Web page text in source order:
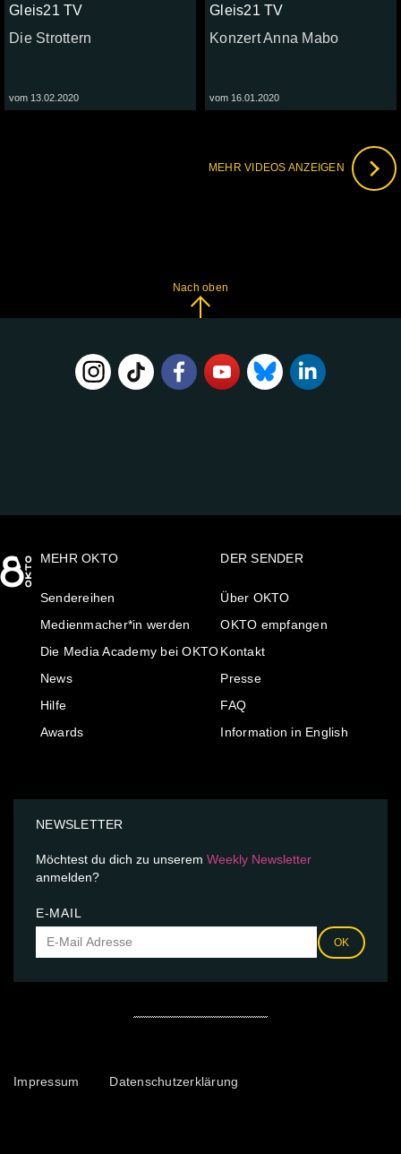
Gleis21 TV
Die Strottern
vom 13.02.2020
Gleis21 TV
Konzert Anna Mabo
vom 16.01.2020
MEHR VIDEOS ANZEIGEN
Nach oben
MEHR OKTO
Sendereihen
Medienmacher*in werden
Die Media Academy bei OKTO
News
Hilfe
Awards
DER SENDER
Über OKTO
OKTO empfangen
Kontakt
Presse
FAQ
Information in English
NEWSLETTER
Möchtest du dich zu unserem Weekly Newsletter
anmelden?
E-MAIL
OK
Impressum Datenschutzerklärung